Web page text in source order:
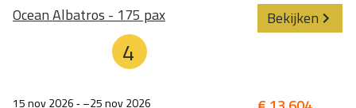
Ocean Albatros - 175 pax
4
Bekijken
15 nov 2026‐ 25 nov 2026